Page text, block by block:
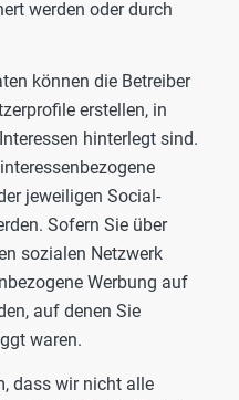
werden oder durch
können die Betreiber
erstellen, in
hinterlegt sind.
jeweiligen Social-
Sofern Sie über
sozialen Netzwerk
Werbung auf
auf denen Sie
waren.
dass wir nicht alle